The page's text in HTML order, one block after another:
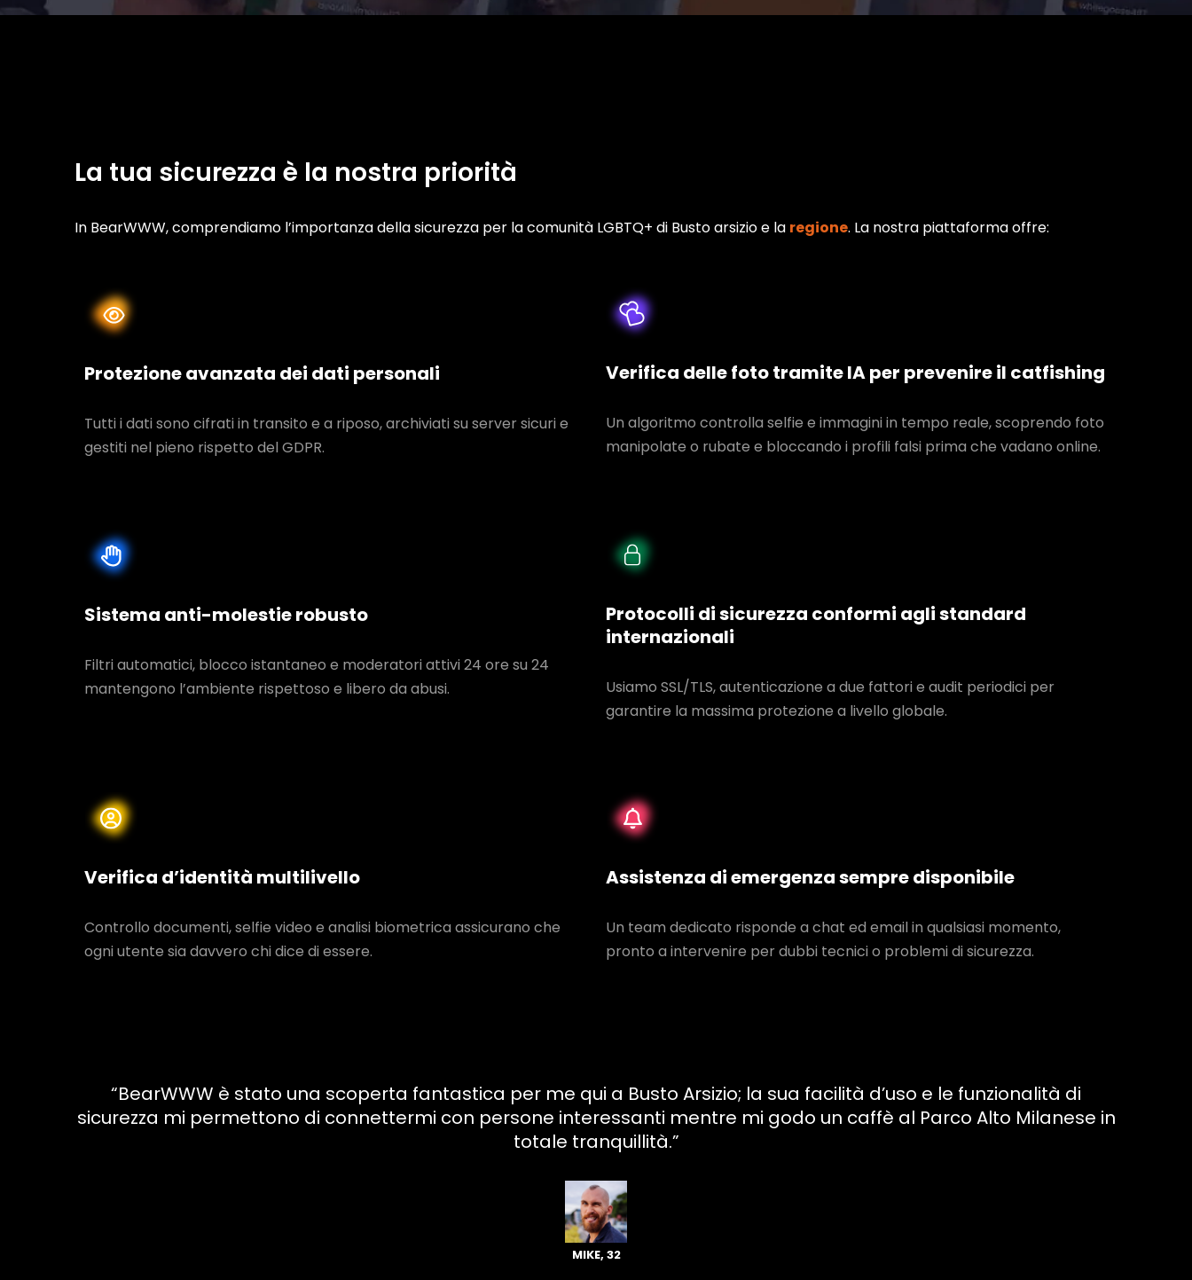
La tua sicurezza è la nostra priorità
In BearWWW, comprendiamo l’importanza della sicurezza per la comunità LGBTQ+ di Busto arsizio e la regione. La nostra piattaforma offre:
Protezione avanzata dei dati personali
Tutti i dati sono cifrati in transito e a riposo, archiviati su server sicuri e
gestiti nel pieno rispetto del GDPR.
Verifica delle foto tramite IA per prevenire il catfishing
Un algoritmo controlla selfie e immagini in tempo reale, scoprendo foto
manipolate o rubate e bloccando i profili falsi prima che vadano online.
Sistema anti-molestie robusto
Filtri automatici, blocco istantaneo e moderatori attivi 24 ore su 24
mantengono l’ambiente rispettoso e libero da abusi.
Protocolli di sicurezza conformi agli standard
internazionali
Usiamo SSL/TLS, autenticazione a due fattori e audit periodici per
garantire la massima protezione a livello globale.
Verifica d’identità multilivello
Controllo documenti, selfie video e analisi biometrica assicurano che
ogni utente sia davvero chi dice di essere.
Assistenza di emergenza sempre disponibile
Un team dedicato risponde a chat ed email in qualsiasi momento,
pronto a intervenire per dubbi tecnici o problemi di sicurezza.
“BearWWW è stato una scoperta fantastica per me qui a Busto Arsizio; la sua facilità d’uso e le funzionalità di
sicurezza mi permettono di connettermi con persone interessanti mentre mi godo un caffè al Parco Alto Milanese in
totale tranquillità.”
MIKE, 32